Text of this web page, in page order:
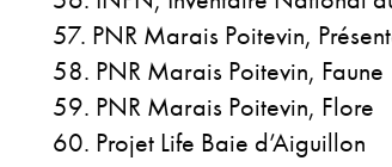
PNR Marais Poitevin,
PNR Marais Poitevin, Faune
PNR Marais Poitevin, Flore
Projet Life Baie d’Aiguillon